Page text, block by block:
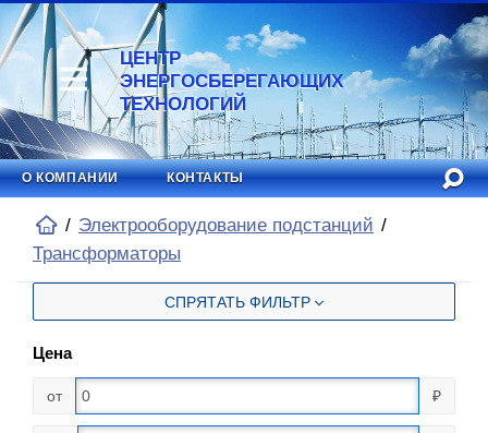
ЦЕНТР
ЭНЕРГОСБЕРЕГАЮЩИХ
ТЕХНОЛОГИЙ
О КОМПАНИИ КОНТАКТЫ
Электрооборудование подстанций
Трансформаторы
СПРЯТАТЬ ФИЛЬТР
Цена
от ₽